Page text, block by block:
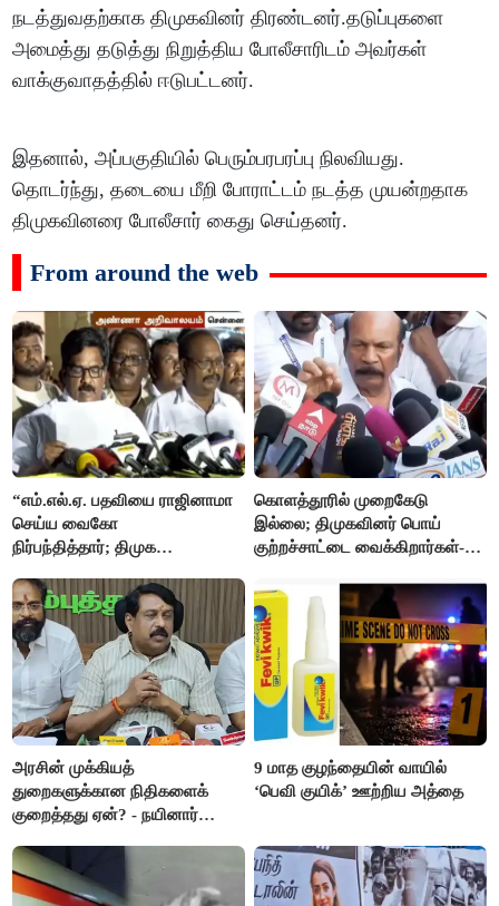
நடத்துவதற்காக திமுகவினர் திரண்டனர்.தடுப்புகளை
அமைத்து தடுத்து நிறுத்திய போலீசாரிடம் அவர்கள்
வாக்குவாதத்தில் ஈடுபட்டனர்.
இதனால், அப்பகுதியில் பெரும்பரபரப்பு நிலவியது.
தொடர்ந்து, தடையை மீறி போராட்டம் நடத்த முயன்றதாக
திமுகவினரை போலீசார் கைது செய்தனர்.
From around the web
“எம்.எல்.ஏ. பதவியை ராஜினாமா
செய்ய வைகோ
நிர்பந்தித்தார்; திமுக
தொடர்கிறோம்”- மதிமுக
எம்.எல்.ஏக்கள் பரபரப்பு பேட்டி
கொளத்தூரில் முறைகேடு
இல்லை; திமுகவினர் பொய்
குற்றச்சாட்டை வைக்கிறார்கள்-
அரசின் முக்கியத்
துறைகளுக்கான நிதிகளைக்
குறைத்தது ஏன்? - நயினார்
9 மாத குழந்தையின் வாயில்
‘பெவி குயிக்’ ஊற்றிய அத்தை